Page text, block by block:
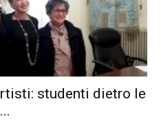
studenti dietro le